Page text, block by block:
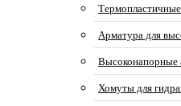
Арматура для
Высоконапорные
Хомуты для